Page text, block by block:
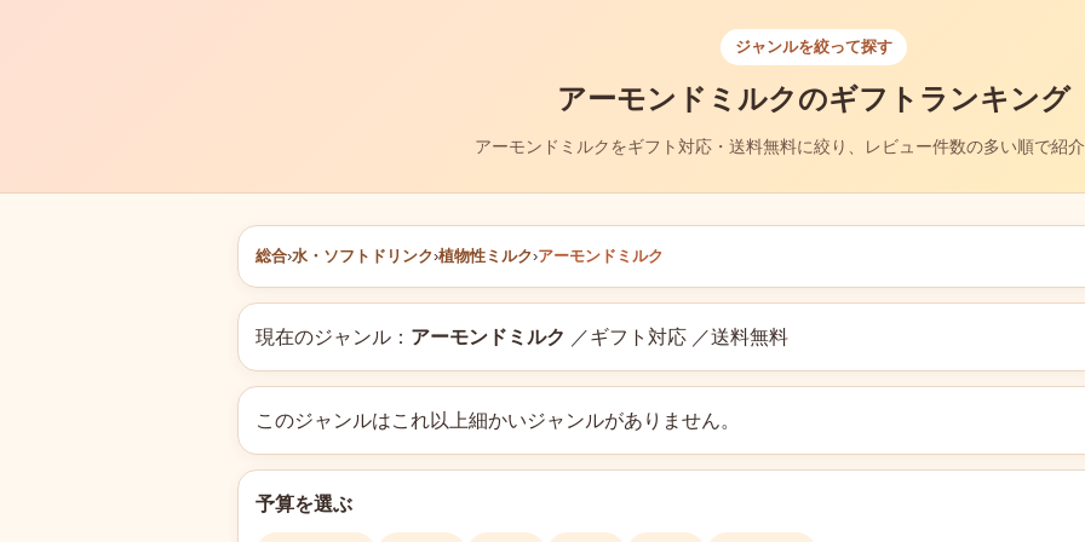
ジャンルを絞って探す
アーモンドミルクのギフトランキング
アーモンドミルクをギフト対応・送料無料に絞り、レビュー件数の多い順で紹
総合›水・ソフトドリンク›植物性ミルク›アーモンドミルク
現在のジャンル： アーモンドミルク ／ギフト対応 ／送料無料
このジャンルはこれ以上細かいジャンルがありません。
予算を選ぶ